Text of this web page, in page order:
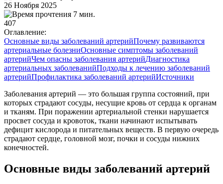
26 Ноября 2025
7 мин.
407
Оглавление:
Основные виды заболеваний артерийПочему развиваются
артериальные болезниОсновные симптомы заболеваний
артерийЧем опасны заболевания артерийДиагностика
артериальных заболеванийПодходы к лечению заболеваний
артерийПрофилактика заболеваний артерийИсточники
Заболевания артерий — это большая группа состояний, при
которых страдают сосуды, несущие кровь от сердца к органам
и тканям. При поражении артериальной стенки нарушается
просвет сосуда и кровоток, ткани начинают испытывать
дефицит кислорода и питательных веществ. В первую очередь
страдают сердце, головной мозг, почки и сосуды нижних
конечностей.
Основные виды заболеваний артерий